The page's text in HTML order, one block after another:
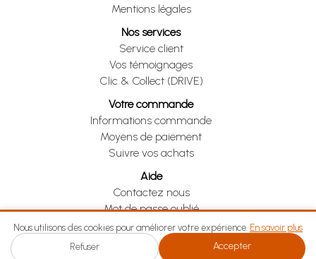
Mentions légales
Nos services
Service client
Vos témoignages
Clic & Collect (DRIVE)
Votre commande
Informations commande
Moyens de paiement
Suivre vos achats
Aide
Contactez nous
Mot de passe oublié
Je me rétracte
Nous utilisons des cookies pour améliorer votre expérience. En savoir plus
Refuser Accepter